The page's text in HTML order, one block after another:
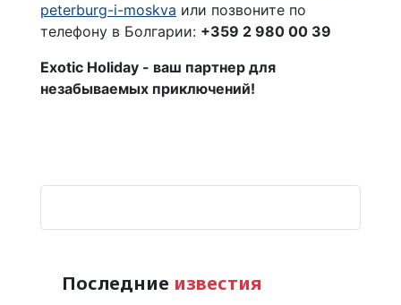
peterburg-i-moskva или позвоните по
телефону в Болгарии: +359 2 980 00 39
Exotic Holiday - ваш партнер для
незабываемых приключений!
Последние известия